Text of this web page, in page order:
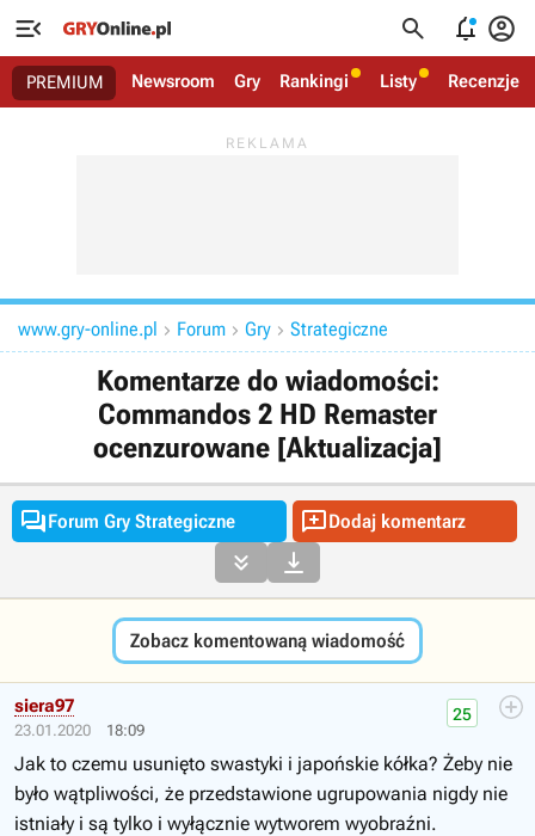
   
PREMIUM Newsroom Gry Rankingi Listy Recenzje
www.gry-online.pl  Forum  Gry  Strategiczne
Komentarze do wiadomości:
Commandos 2 HD Remaster
ocenzurowane [Aktualizacja]
Forum Gry Strategiczne Dodaj komentarz
 
Zobacz komentowaną wiadomość
23.01.2020 18:09
25
siera97
Jak to czemu usunięto swastyki i japońskie kółka? Żeby nie
było wątpliwości, że przedstawione ugrupowania nigdy nie
istniały i są tylko i wyłącznie wytworem wyobraźni.